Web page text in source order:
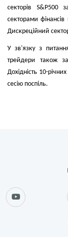
секторів S&P500
секторами фінансів
Дискреційний
У зв'язку з
трейдери також
Дохідність 10-
сесію поспіль.